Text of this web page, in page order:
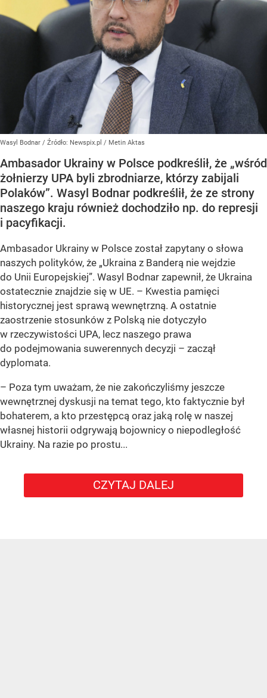
Wasyl Bodnar / Źródło: Newspix.pl / Metin Aktas
Ambasador Ukrainy w Polsce podkreślił, że „wśród
żołnierzy UPA byli zbrodniarze, którzy zabijali
Polaków”. Wasyl Bodnar podkreślił, że ze strony
naszego kraju również dochodziło np. do represji
i pacyfikacji.
Ambasador Ukrainy w Polsce został zapytany o słowa
naszych polityków, że „Ukraina z Banderą nie wejdzie
do Unii Europejskiej”. Wasyl Bodnar zapewnił, że Ukraina
ostatecznie znajdzie się w UE. – Kwestia pamięci
historycznej jest sprawą wewnętrzną. A ostatnie
zaostrzenie stosunków z Polską nie dotyczyło
w rzeczywistości UPA, lecz naszego prawa
do podejmowania suwerennych decyzji – zaczął
dyplomata.
– Poza tym uważam, że nie zakończyliśmy jeszcze
wewnętrznej dyskusji na temat tego, kto faktycznie był
bohaterem, a kto przestępcą oraz jaką rolę w naszej
własnej historii odgrywają bojownicy o niepodległość
Ukrainy. Na razie po prostu...
CZYTAJ DALEJ